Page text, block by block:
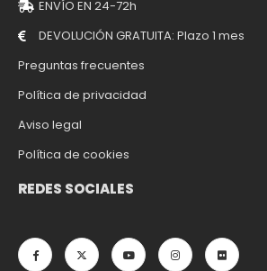
ENVÍO EN 24-72h
DEVOLUCIÓN GRATUITA: Plazo 1 mes
Preguntas frecuentes
Política de privacidad
Aviso legal
Política de cookies
REDES SOCIALES